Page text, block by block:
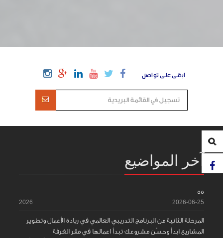
ابقى على تواصل
آخر المواضيع
55
2026-06-25
2026
المرحلة الثانية من البرنامج التدريبي العالمي في ريادة الأعمال وتطوير
المشاريع ابدأ وحسّن مشروعك تبدأ اعمالها في مقر الغرفة